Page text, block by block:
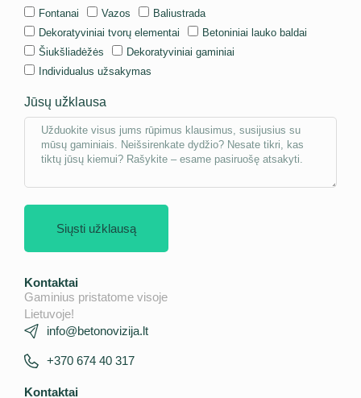
Fontanai Vazos
Baliustrada
Dekoratyviniai tvorų elementai
Betoniniai lauko baldai
Šiukšliadėžės
Dekoratyviniai gaminiai
Individualus užsakymas
Jūsų užklausa
Siųsti užklausą
Kontaktai
Gaminius pristatome visoje
Lietuvoje!
info@betonovizija.lt
+370 674 40 317
Kontaktai